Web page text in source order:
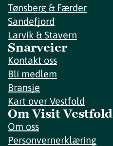
Tønsberg & Færder
Sandefjord
Larvik & Stavern
Snarveier
Kontakt oss
Bli medlem
Bransje
Kart over Vestfold
Om Visit Vestfold
Om oss
Personvernerklæring